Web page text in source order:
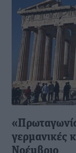
γερμανικές